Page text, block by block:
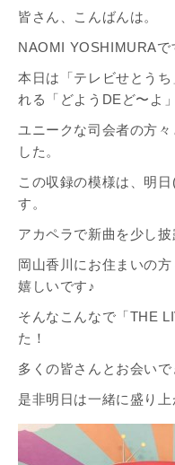
皆さん、こんばんは。
NAOMI YOSHIMURAで
本日は「テレビせとう
れる「どようDEど〜よ
ユニークな司会者の方
した。
この収録の模様は、明
す。
アカペラで新曲を少し披
岡山香川にお住まいの
嬉しいです♪
そんなこんなで「THE
た！
多くの皆さんとお会い
是非明日は一緒に盛り